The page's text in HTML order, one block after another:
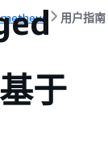
用户指南
于